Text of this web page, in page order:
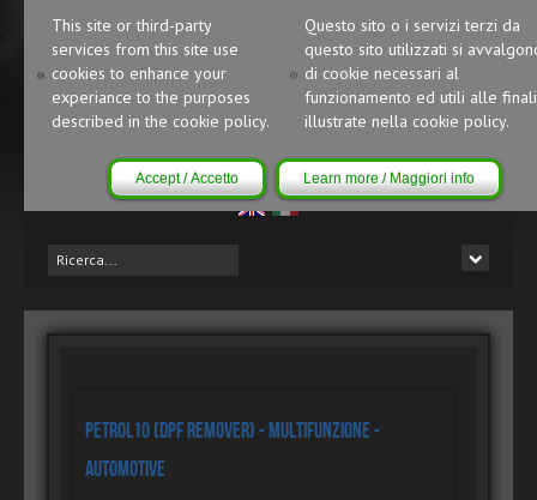
This site or third-party
services from this site use
cookies to enhance your
experiance to the purposes
described in the cookie policy.
Questo sito o i servizi terzi da
questo sito utilizzati si
di cookie necessari al
funzionamento ed utili alle
illustrate nella cookie policy.
Accept / Accetto Learn more / Maggiori info
Petrol10 (DPF Remover) - Multifunzione -
Automotive